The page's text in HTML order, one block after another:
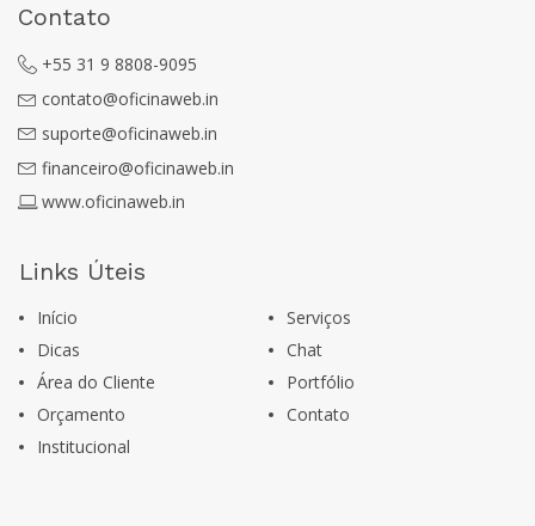
Contato
+55 31 9 8808-9095
contato@oficinaweb.in
suporte@oficinaweb.in
financeiro@oficinaweb.in
www.oficinaweb.in
Links Úteis
Início
Serviços
Dicas
Chat
Área do Cliente
Portfólio
Orçamento
Contato
Institucional